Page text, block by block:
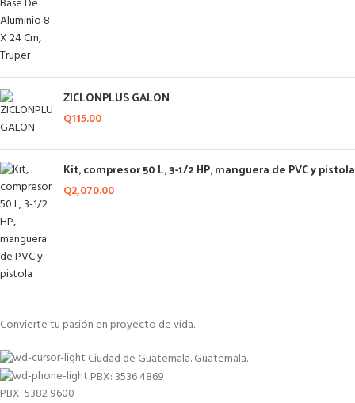
ZICLONPLUS GALON
Q115.00
Kit, compresor 50 L, 3-1/2 HP, manguera de PVC y pistola
Q2,070.00
Convierte tu pasión en proyecto de vida.
Ciudad de Guatemala. Guatemala.
PBX: 3536 4869
PBX: 5382 9600